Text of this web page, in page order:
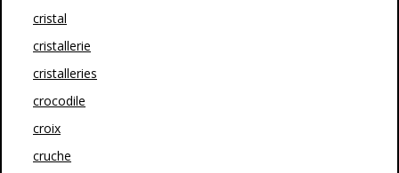
cristal
cristallerie
cristalleries
crocodile
croix
cruche